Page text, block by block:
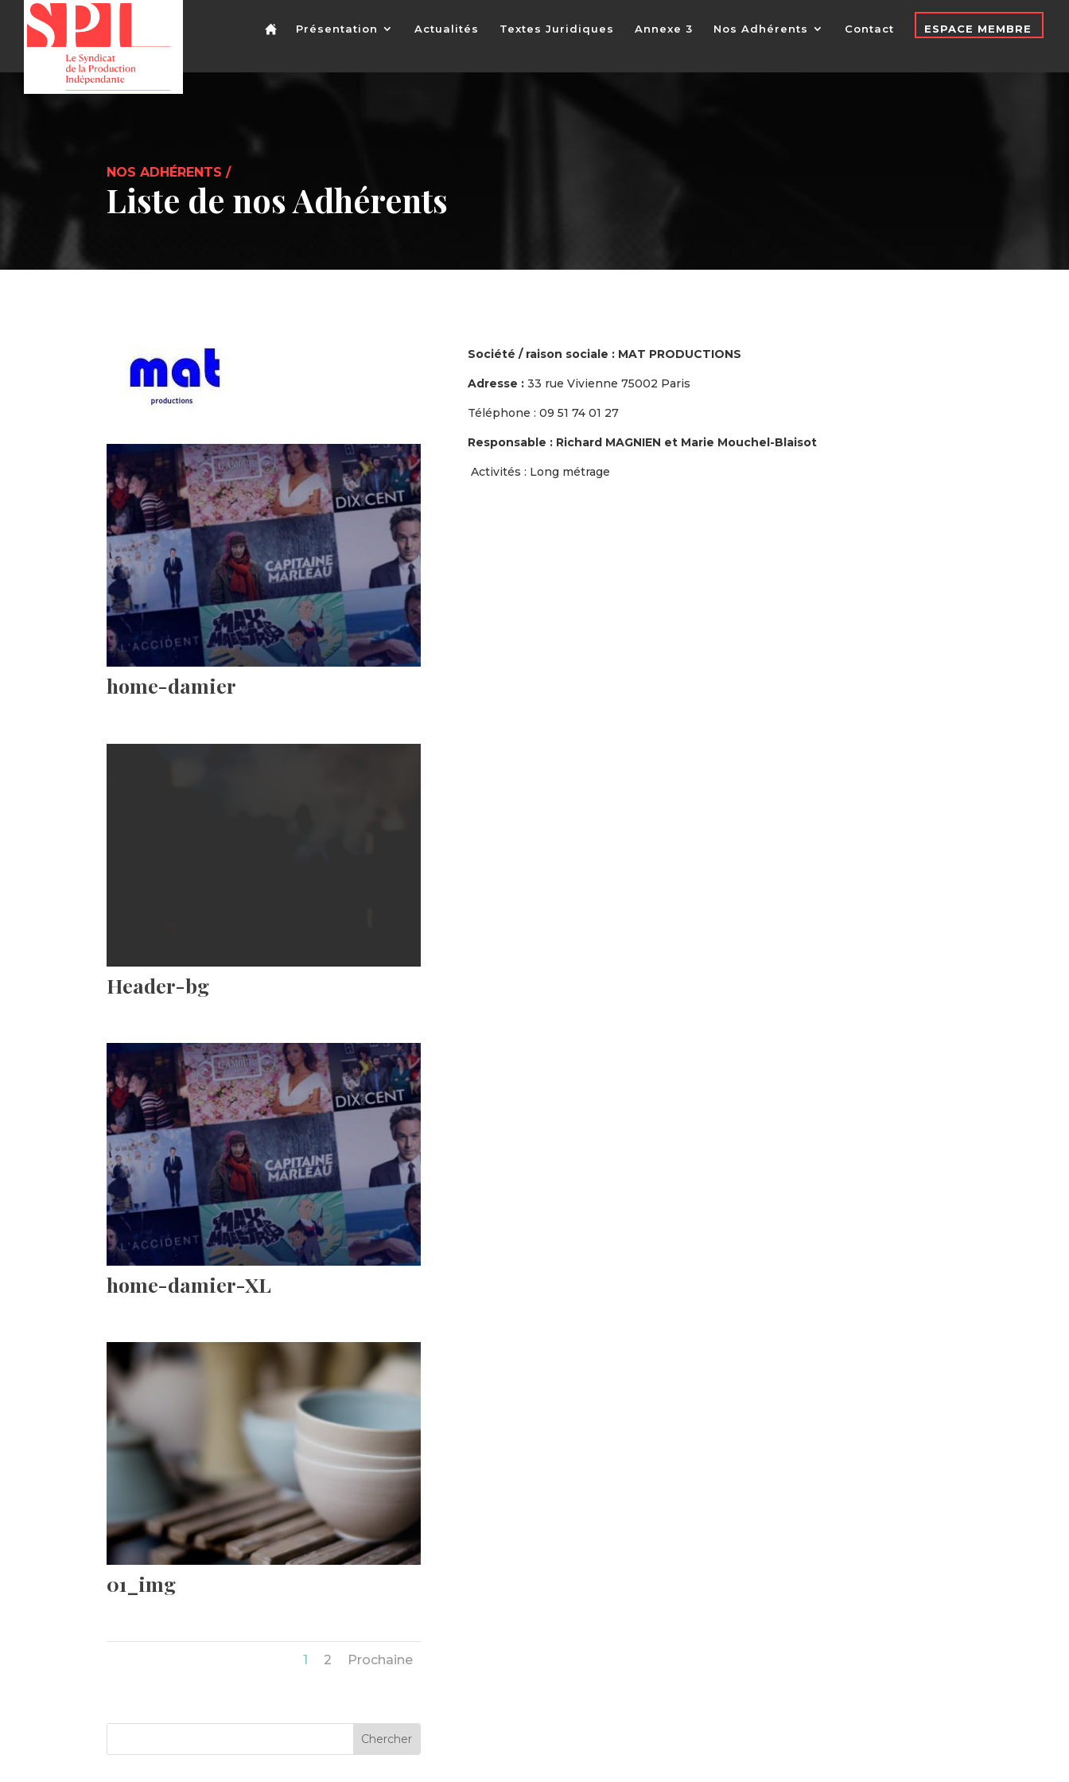
Présentation Actualités Textes Juridiques Annexe 3 Nos Adhérents Contact ESPACE MEMBRE
NOS ADHÉRENTS /
Liste de nos Adhérents
home-damier
Header-bg
home-damier-XL
01_img
1 2 Prochaine
Société / raison sociale : MAT PRODUCTIONS
Adresse : 33 rue Vivienne 75002 Paris
Téléphone :09 51 74 01 27
Responsable : Richard MAGNIEN et Marie Mouchel-Blaisot
Activités : Long métrage